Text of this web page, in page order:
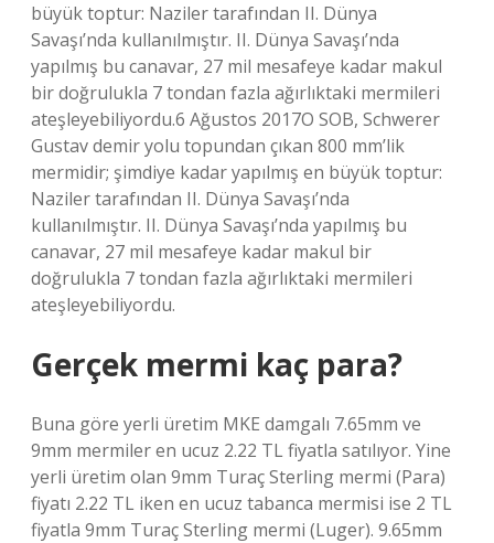
büyük toptur: Naziler tarafından II. Dünya
Savaşı’nda kullanılmıştır. II. Dünya Savaşı’nda
yapılmış bu canavar, 27 mil mesafeye kadar makul
bir doğrulukla 7 tondan fazla ağırlıktaki mermileri
ateşleyebiliyordu.6 Ağustos 2017O SOB, Schwerer
Gustav demir yolu topundan çıkan 800 mm’lik
mermidir; şimdiye kadar yapılmış en büyük toptur:
Naziler tarafından II. Dünya Savaşı’nda
kullanılmıştır. II. Dünya Savaşı’nda yapılmış bu
canavar, 27 mil mesafeye kadar makul bir
doğrulukla 7 tondan fazla ağırlıktaki mermileri
ateşleyebiliyordu.
Gerçek mermi kaç para?
Buna göre yerli üretim MKE damgalı 7.65mm ve
9mm mermiler en ucuz 2.22 TL fiyatla satılıyor. Yine
yerli üretim olan 9mm Turaç Sterling mermi (Para)
fiyatı 2.22 TL iken en ucuz tabanca mermisi ise 2 TL
fiyatla 9mm Turaç Sterling mermi (Luger). 9.65mm